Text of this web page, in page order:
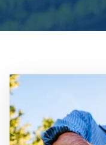
Immagine